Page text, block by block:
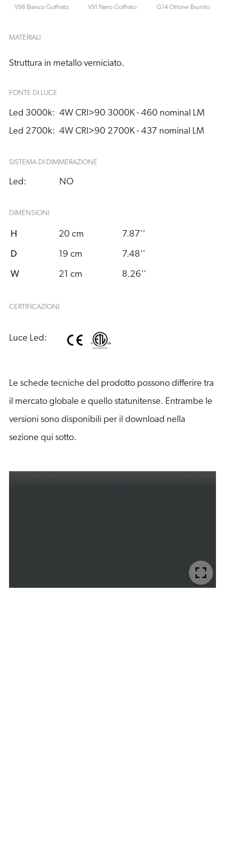
V98 Bianco Goffrato V91 Nero Goffrato G14 Ottone Brunito
MATERIALI
Struttura in metallo verniciato.
FONTE DI LUCE
Led 3000k: 4W CRI>90 3000K - 460 nominal LM
Led 2700k: 4W CRI>90 2700K - 437 nominal LM
SISTEMA DI DIMMERAZIONE
Led: NO
DIMENSIONI
H 20 cm 7.87''
D 19 cm 7.48''
W 21 cm 8.26''
CERTIFICAZIONI
Luce Led:
Le schede tecniche del prodotto possono differire tra
il mercato globale e quello statunitense. Entrambe le
versioni sono disponibili per il download nella
sezione qui sotto.